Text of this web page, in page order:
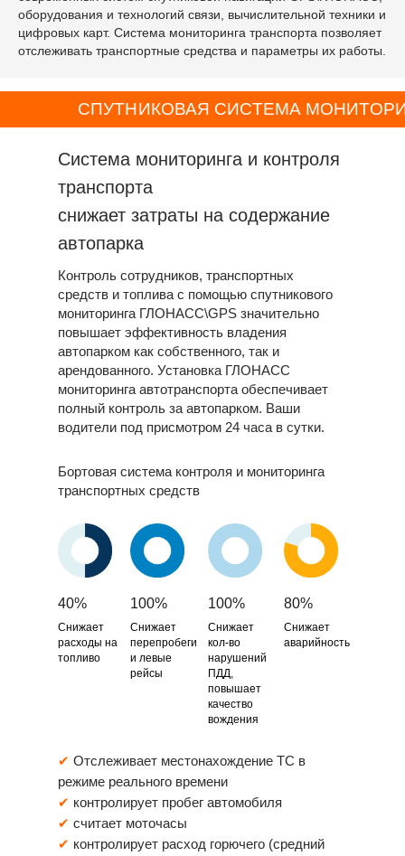
оборудования и технологий связи, вычислительной техники и
цифровых карт. Система мониторинга транспорта позволяет
отслеживать транспортные средства и параметры их работы.
СПУТНИКОВАЯ СИСТЕМА
Снижает
расходы на
топливо
40%
Снижает
перепробеги
и левые
рейсы
100%
Снижает
кол-во
нарушений
ПДД,
повышает
качество
вождения
100%
Снижает
аварийность
80%
Система мониторинга и контроля
транспорта
снижает затраты на содержание
автопарка
Бортовая система контроля и мониторинга
транспортных средств
Контроль сотрудников, транспортных
средств и топлива с помощью спутникового
мониторинга ГЛОНАСС\GPS значительно
повышает эффективность владения
автопарком как собственного, так и
арендованного. Установка ГЛОНАСС
мониторинга автотранспорта обеспечивает
полный контроль за автопарком. Ваши
водители под присмотром 24 часа в сутки.
✔ Отслеживает местонахождение ТС в
режиме реального времени
✔ контролирует пробег автомобиля
✔ считает моточасы
✔ контролирует расход горючего (средний